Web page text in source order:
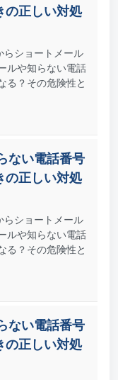
の正しい対処
らショートメール
ルや知らない電話
る？その危険性と
ない電話番号
の正しい対処
らショートメール
ルや知らない電話
る？その危険性と
ない電話番号
の正しい対処